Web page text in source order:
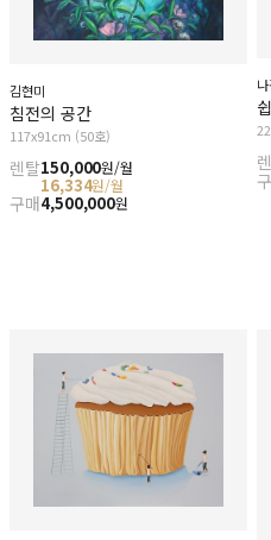
김현미
침전의 공간
117x91cm (50호)
렌탈150,000원/월
16,334원/월
구매4,500,000원